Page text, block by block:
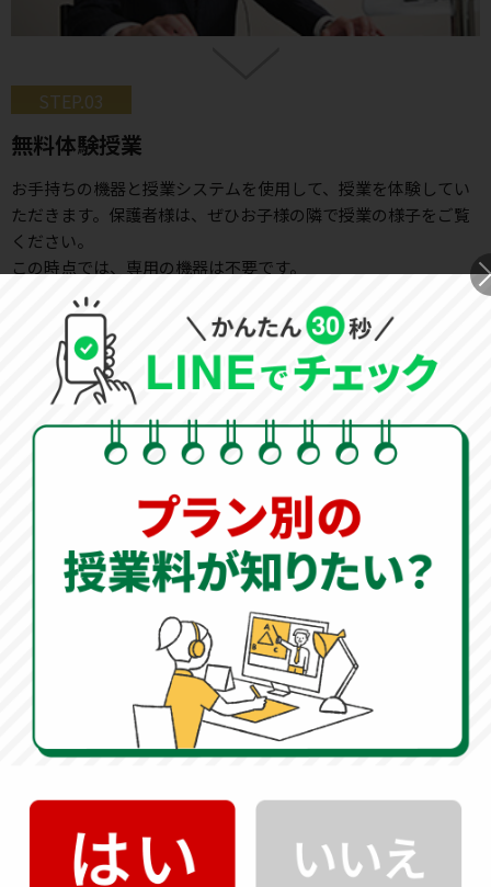
STEP.03
無料体験授業
お手持ちの機器と授業システムを使用して、授業を体験してい
ただきます。保護者様は、ぜひお子様の隣で授業の様子をご覧
ください。
この時点では、専用の機器は不要です。
体験授業後、即ご入会をいただいたお客様は入会キャンペーン
にて4回分の授業をプレゼントいたします！
※もっとオンライン授業を体験されたい方は、2回3,000円(税別)・4回5,000円
(税別)の有料体験授業をご用意しております。
ご入会
体験授業後、報告面談を実施いたします。実際に授業を体験し
ていただいた感想をお聞かせください。授業の内容にご納得い
ただけた場合は、ご契約内容についてご案内させていただきま